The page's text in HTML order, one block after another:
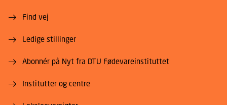
Find vej
Ledige stillinger
Abonnér på Nyt fra DTU Fødevareinstituttet
Institutter og centre